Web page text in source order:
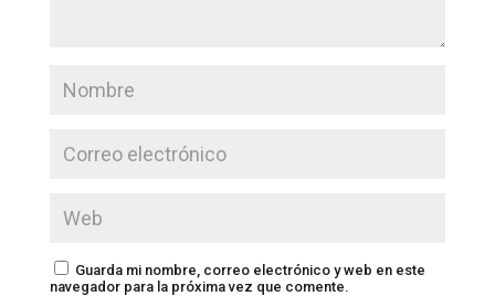
Guarda mi nombre, correo electrónico y web en este
navegador para la próxima vez que comente.